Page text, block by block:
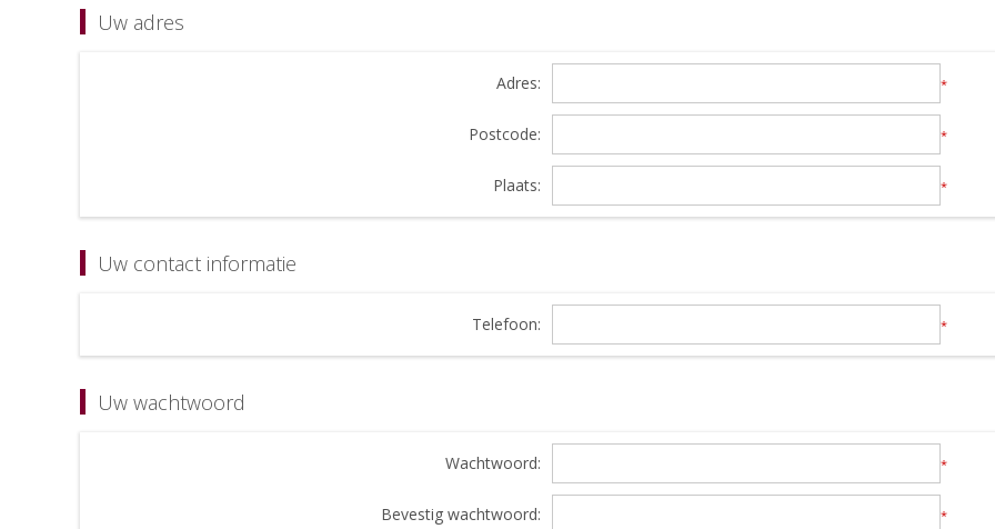
Uw adres
Adres: *
Postcode: *
Plaats: *
Uw contact informatie
Telefoon: *
Uw wachtwoord
Wachtwoord: *
Bevestig wachtwoord: *